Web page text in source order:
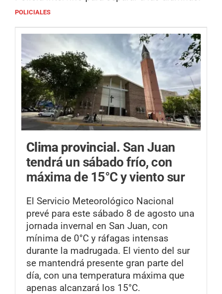
POLICIALES
Clima provincial. San Juan
tendrá un sábado frío, con
máxima de 15°C y viento sur
El Servicio Meteorológico Nacional
prevé para este sábado 8 de agosto una
jornada invernal en San Juan, con
mínima de 0°C y ráfagas intensas
durante la madrugada. El viento del sur
se mantendrá presente gran parte del
día, con una temperatura máxima que
apenas alcanzará los 15°C.